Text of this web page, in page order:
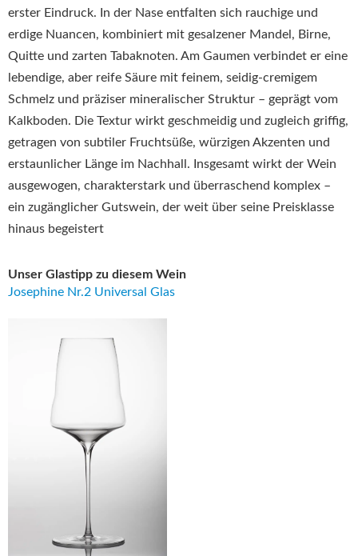
erster Eindruck. In der Nase entfalten sich rauchige und
erdige Nuancen, kombiniert mit gesalzener Mandel, Birne,
Quitte und zarten Tabaknoten. Am Gaumen verbindet er eine
lebendige, aber reife Säure mit feinem, seidig-cremigem
Schmelz und präziser mineralischer Struktur – geprägt vom
Kalkboden. Die Textur wirkt geschmeidig und zugleich griffig,
getragen von subtiler Fruchtsüße, würzigen Akzenten und
erstaunlicher Länge im Nachhall. Insgesamt wirkt der Wein
ausgewogen, charakterstark und überraschend komplex –
ein zugänglicher Gutswein, der weit über seine Preisklasse
hinaus begeistert
Unser Glastipp zu diesem Wein
Josephine Nr.2 Universal Glas